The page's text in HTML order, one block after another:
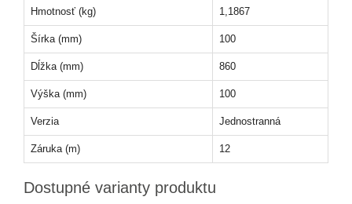
Hmotnosť (kg) 1,1867
Šírka (mm) 100
Dĺžka (mm) 860
Výška (mm) 100
Verzia Jednostranná
Záruka (m) 12
Dostupné varianty produktu